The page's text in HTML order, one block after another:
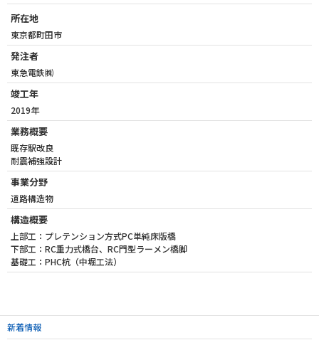
所在地
東京都町田市
発注者
東急電鉄㈱
竣工年
2019年
業務概要
既存駅改良
耐震補強設計
事業分野
道路構造物
構造概要
上部工：プレテンション方式PC単純床版橋
下部工：RC重力式橋台、RC門型ラーメン橋脚
基礎工：PHC杭（中堀工法）
新着情報